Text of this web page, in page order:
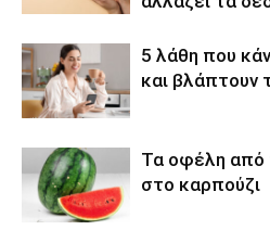
5 λάθη που
και βλάπτουν
Τα οφέλη από
στο καρπούζι